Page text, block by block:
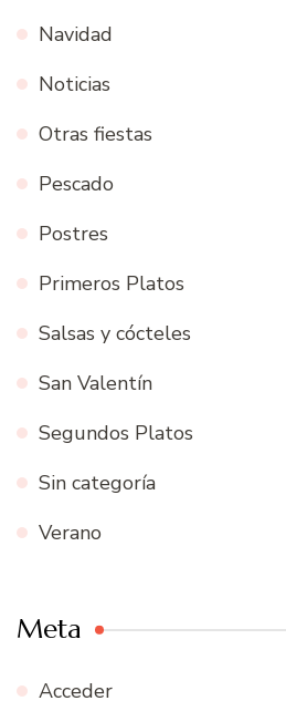
Navidad
Noticias
Otras fiestas
Pescado
Postres
Primeros Platos
Salsas y cócteles
San Valentín
Segundos Platos
Sin categoría
Verano
Meta
Acceder